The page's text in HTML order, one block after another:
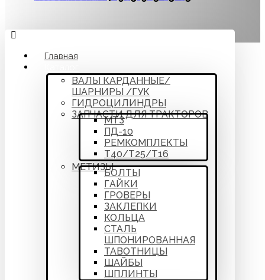
Главная
ВАЛЫ КАРДАННЫЕ/
ШАРНИРЫ /ГУК
ГИДРОЦИЛИНДРЫ
ЗАПЧАСТИ ДЛЯ ТРАКТОРОВ
МТЗ
ПД-10
РЕМКОМПЛЕКТЫ
Т40/Т25/Т16
МЕТИЗЫ
БОЛТЫ
ГАЙКИ
ГРОВЕРЫ
ЗАКЛЕПКИ
КОЛЬЦА
СТАЛЬ
ШПОНИРОВАННАЯ
ТАВОТНИЦЫ
ШАЙБЫ
ШПЛИНТЫ